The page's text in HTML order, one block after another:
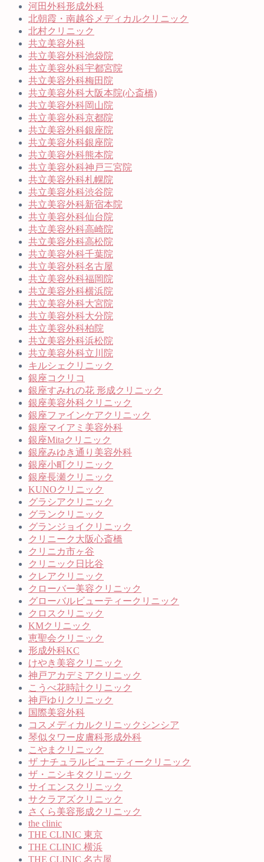
河田外科形成外科
北朝霞・南越谷メディカルクリニック
北村クリニック
共立美容外科
共立美容外科池袋院
共立美容外科宇都宮院
共立美容外科梅田院
共立美容外科大阪本院(心斎橋)
共立美容外科岡山院
共立美容外科京都院
共立美容外科銀座院
共立美容外科銀座院
共立美容外科熊本院
共立美容外科神戸三宮院
共立美容外科札幌院
共立美容外科渋谷院
共立美容外科新宿本院
共立美容外科仙台院
共立美容外科高崎院
共立美容外科高松院
共立美容外科千葉院
共立美容外科名古屋
共立美容外科福岡院
共立美容外科横浜院
共立美容外科大宮院
共立美容外科大分院
共立美容外科柏院
共立美容外科浜松院
共立美容外科立川院
キルシェクリニック
銀座コクリコ
銀座すみれの花 形成クリニック
銀座美容外科クリニック
銀座ファインケアクリニック
銀座マイアミ美容外科
銀座Mitaクリニック
銀座みゆき通り美容外科
銀座小町クリニック
銀座長瀬クリニック
KUNOクリニック
グラシアクリニック
グランクリニック
グランジョイクリニック
クリニーク大阪心斎橋
クリニカ市ヶ谷
クリニック日比谷
クレアクリニック
クローバー美容クリニック
グローバルビューティークリニック
クロスクリニック
KMクリニック
恵聖会クリニック
形成外科KC
けやき美容クリニック
神戸アカデミアクリニック
こうべ花時計クリニック
神戸ゆりクリニック
国際美容外科
コスメディカルクリニックシンシア
琴似タワー皮膚科形成外科
こやまクリニック
ザ ナチュラルビューティークリニック
ザ・ニシキタクリニック
サイエンスクリニック
サクラアズクリニック
さくら美容形成クリニック
the clinic
THE CLINIC 東京
THE CLINIC 横浜
THE CLINIC 名古屋